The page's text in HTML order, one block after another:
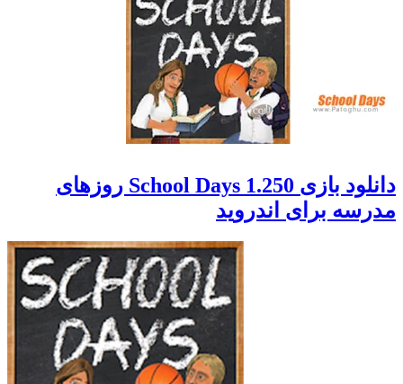
دانلود بازی School Days 1.250 روزهای
مدرسه برای اندروید